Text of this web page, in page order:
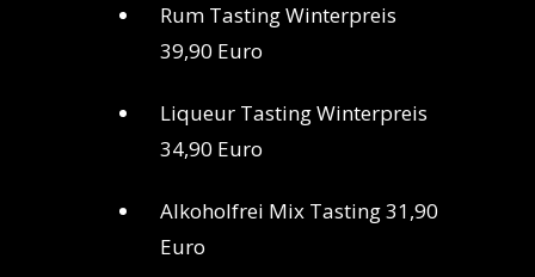
Rum Tasting Winterpreis
39,90 Euro
Liqueur Tasting Winterpreis
34,90 Euro
Alkoholfrei Mix Tasting 31,90
Euro